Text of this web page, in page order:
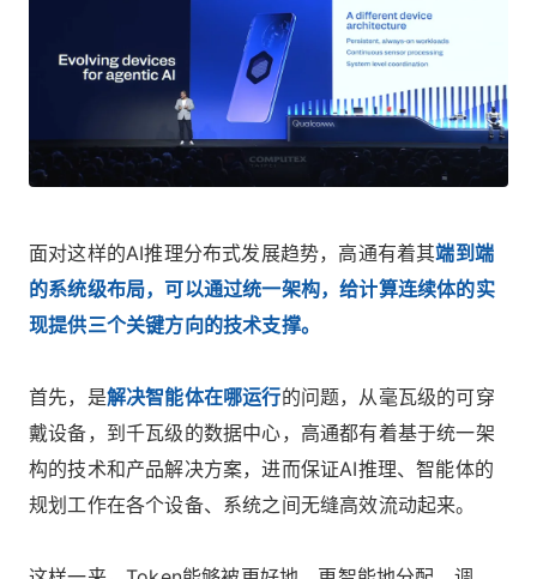
面对这样的AI推理分布式发展趋势，高通有着其端到端
的系统级布局，可以通过统一架构，给计算连续体的实
现提供三个关键方向的技术支撑。
首先，是解决智能体在哪运行的问题，从毫瓦级的可穿
戴设备，到千瓦级的数据中心，高通都有着基于统一架
构的技术和产品解决方案，进而保证AI推理、智能体的
规划工作在各个设备、系统之间无缝高效流动起来。